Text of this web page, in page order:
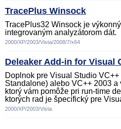
TracePlus Winsock
TracePlus32 Winsock je
integrovaným analyzátorom dát.
2000/XP/2003/Vista/2008/7/x64
Deleaker Add-in for Visual
Doplnok pre Visual Studio
Standalone) alebo VC++ 2003
ktorý vám pomôže pri run-time
ktorých rad je špecifický pre
2000/XP/2003/Vista